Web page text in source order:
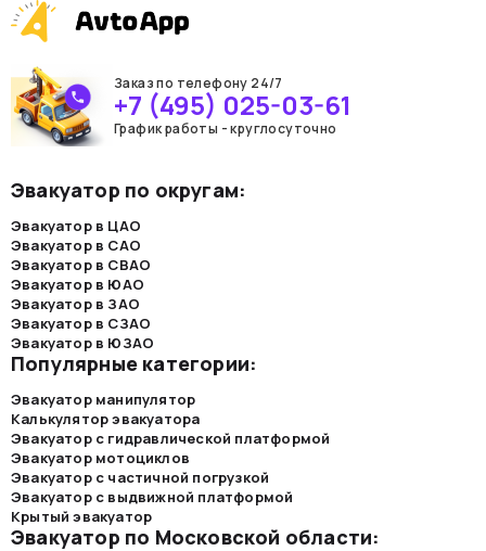
Заказ по телефону 24/7
+7 (495) 025-03-61
График работы - круглосуточно
Эвакуатор по округам:
Эвакуатор в ЦАО
Эвакуатор в САО
Эвакуатор в СВАО
Эвакуатор в ЮАО
Эвакуатор в ЗАО
Эвакуатор в СЗАО
Эвакуатор в ЮЗАО
Популярные категории:
Эвакуатор манипулятор
Калькулятор эвакуатора
Эвакуатор с гидравлической платформой
Эвакуатор мотоциклов
Эвакуатор с частичной погрузкой
Эвакуатор с выдвижной платформой
Крытый эвакуатор
Эвакуатор по Московской области: